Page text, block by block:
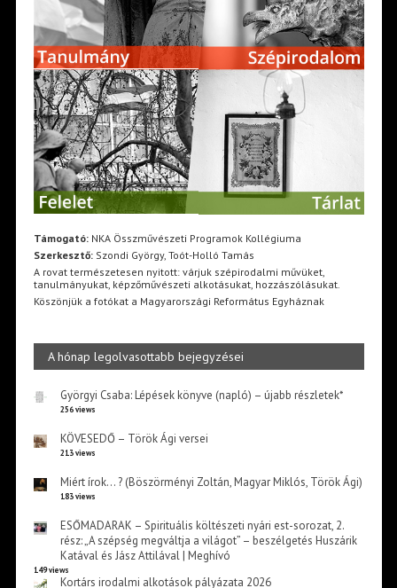
Támogató:NKA Összművészeti Programok Kollégiuma
Szerkesztő:Szondi György, Toót-Holló Tamás
A rovat természetesen nyitott: várjuk szépirodalmi művüket,
tanulmányukat, képzőművészeti alkotásukat, hozzászólásukat.
Köszönjük a fotókat a Magyarországi Református Egyháznak
A hónap legolvasottabb bejegyzései
Györgyi Csaba: Lépések könyve (napló) – újabb részletek*
256 views
KÖVESEDŐ – Török Ági versei
213 views
Miért írok… ? (Böszörményi Zoltán, Magyar Miklós, Török Ági)
183 views
ESŐMADARAK – Spirituális költészeti nyári est-sorozat, 2.
rész: „A szépség megváltja a világot” – beszélgetés Huszárik
Katával és Jász Attilával | Meghívó
149 views
Kortárs irodalmi alkotások pályázata 2026